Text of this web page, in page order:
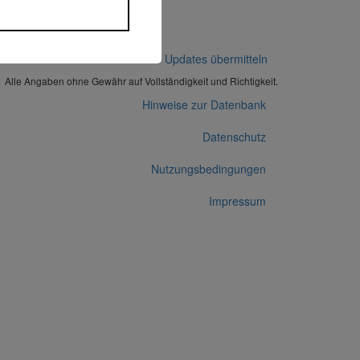
Korrekturen / Updates übermitteln
Alle Angaben ohne Gewähr auf Vollständigkeit und Richtigkeit.
Hinweise zur Datenbank
Datenschutz
Nutzungsbedingungen
Impressum